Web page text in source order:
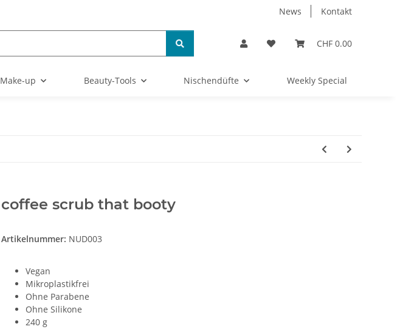
News Kontakt
CHF 0.00
Make-up Beauty-Tools Nischendüfte Weekly Special
coffee scrub that booty
Artikelnummer: NUD003
Vegan
Mikroplastikfrei
Ohne Parabene
Ohne Silikone
240 g